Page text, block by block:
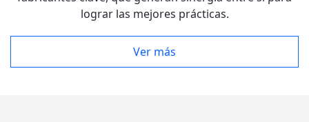
lograr las mejores prácticas.
Ver más